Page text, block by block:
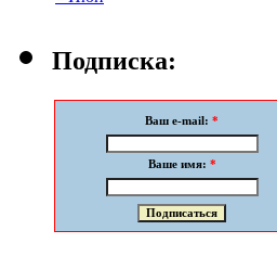
Подписка:
Ваш e-mail: *
Ваше имя: *